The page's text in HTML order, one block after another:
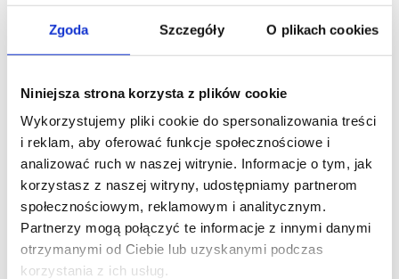
Zgoda Szczegóły O plikach cookies
Niniejsza strona korzysta z plików cookie
Wykorzystujemy pliki cookie do spersonalizowania treści
i reklam, aby oferować funkcje społecznościowe i
analizować ruch w naszej witrynie. Informacje o tym, jak
korzystasz z naszej witryny, udostępniamy partnerom
społecznościowym, reklamowym i analitycznym.
Partnerzy mogą połączyć te informacje z innymi danymi
otrzymanymi od Ciebie lub uzyskanymi podczas
korzystania z ich usług.
20/01/2021
Foodio Concepts
Papa Diego Van Dog
[WYWIAD] Piotr Grajewski, Foodio Concepts:
albo się dogadamy, albo grozi nam upadek